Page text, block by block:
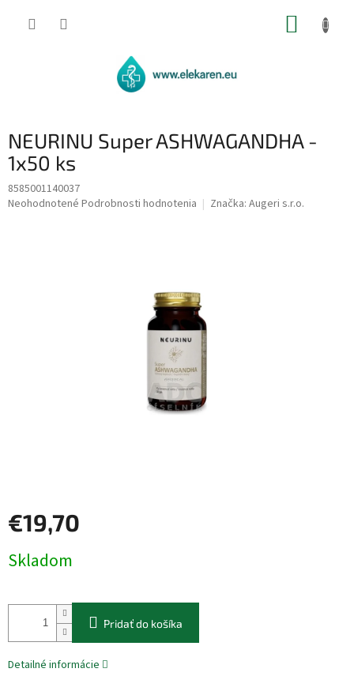
NEURINU Super ASHWAGANDHA -
1x50 ks
8585001140037
Priemerné
Neohodnotené Podrobnosti hodnotenia Značka: Augeri s.r.o.
€19,70
cena:
Skladom
Pridať do košíka
Detailné informácie